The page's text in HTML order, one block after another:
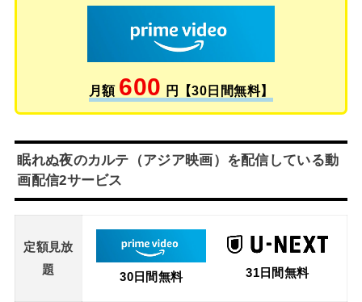
月額 600 円【30日間無料】
眠れぬ夜のカルテ（アジア映画）を配信している動
画配信2サービス
定額見放
題
30日間無料 31日間無料